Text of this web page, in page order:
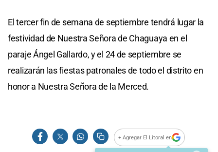
El tercer fin de semana de septiembre tendrá lugar la
festividad de Nuestra Señora de Chaguaya en el
paraje Ángel Gallardo, y el 24 de septiembre se
realizarán las fiestas patronales de todo el distrito en
honor a Nuestra Señora de la Merced.
+ Agregar El Litoral en